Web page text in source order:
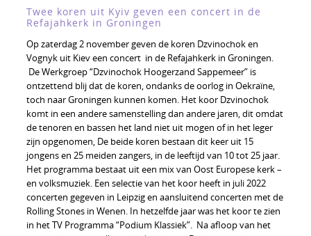
Twee koren uit Kyiv geven een concert in de
Refajahkerk in Groningen
Op zaterdag 2 november geven de koren Dzvinochok en
Vognyk uit Kiev een concert in de Refajahkerk in Groningen.
De Werkgroep “Dzvinochok Hoogerzand Sappemeer” is
ontzettend blij dat de koren, ondanks de oorlog in Oekraïne,
toch naar Groningen kunnen komen. Het koor Dzvinochok
komt in een andere samenstelling dan andere jaren, dit omdat
de tenoren en bassen het land niet uit mogen of in het leger
zijn opgenomen, De beide koren bestaan dit keer uit 15
jongens en 25 meiden zangers, in de leeftijd van 10 tot 25 jaar.
Het programma bestaat uit een mix van Oost Europese kerk –
en volksmuziek. Een selectie van het koor heeft in juli 2022
concerten gegeven in Leipzig en aansluitend concerten met de
Rolling Stones in Wenen. In hetzelfde jaar was het koor te zien
in het TV Programma “Podium Klassiek”. Na afloop van het